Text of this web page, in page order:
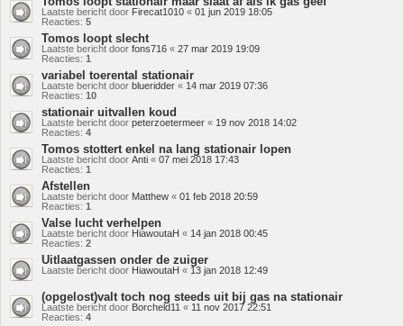
Laatste bericht door Firecat1010 « 01 jun 2019 18:05
Reacties: 5
Tomos loopt slecht
Laatste bericht door fons716 « 27 mar 2019 19:09
Reacties: 1
variabel toerental stationair
Laatste bericht door blueridder « 14 mar 2019 07:36
Reacties: 10
stationair uitvallen koud
Laatste bericht door peterzoetermeer « 19 nov 2018 14:02
Reacties: 4
Tomos stottert enkel na lang stationair lopen
Laatste bericht door Anti « 07 mei 2018 17:43
Reacties: 1
Afstellen
Laatste bericht door Matthew « 01 feb 2018 20:59
Reacties: 1
Valse lucht verhelpen
Laatste bericht door HiawoutaH « 14 jan 2018 00:45
Reacties: 2
Uitlaatgassen onder de zuiger
Laatste bericht door HiawoutaH « 13 jan 2018 12:49
(opgelost)valt toch nog steeds uit bij gas na stationair
Laatste bericht door Borcheld11 « 11 nov 2017 22:51
Reacties: 4